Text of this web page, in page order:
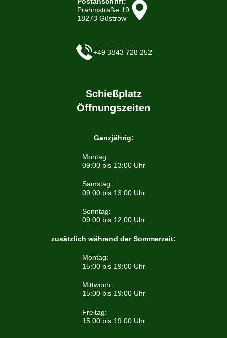
Prahmstraße 19
18273 Güstrow
+49 3843 728 252
Schießplatz
Öffnungszeiten
Ganzjährig:
Montag:
09:00 bis 13:00 Uhr
Samstag:
09:00 bis 13:00 Uhr
Sonntag:
09:00 bis 12:00 Uhr
zusätzlich während der Sommerzeit:
Montag:
15:00 bis 19:00 Uhr
Mittwoch:
15:00 bis 19:00 Uhr
Freitag:
15:00 bis 19:00 Uhr